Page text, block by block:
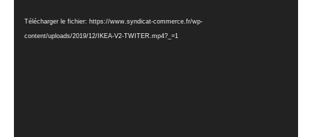
Télécharger le fichier: https://www.syndicat-commerce.fr/wp-
content/uploads/2019/12/IKEA-V2-TWITER.mp4?_=1